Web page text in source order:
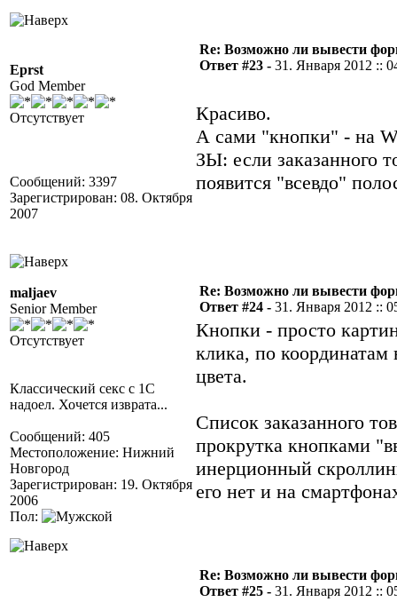
Eprst
God Member
Отсутствует
Сообщений: 3397
Зарегистрирован: 08. Октября
2007
Re: Возможно ли вывести
Ответ #23 - 31. Января 2012 ::
Красиво.
А сами "кнопки" - на
ЗЫ: если заказанного
появится "всевдо"
maljaev
Senior Member
Отсутствует
Классический секс с 1С
надоел. Хочется изврата...
Сообщений: 405
Местоположение: Нижний
Новгород
Зарегистрирован: 19. Октября
2006
Пол:
Re: Возможно ли вывести
Ответ #24 - 31. Января 2012 ::
Кнопки - просто
клика, по координатам
цвета.
Список заказанного
прокрутка кнопками
инерционный
его нет и на
Re: Возможно ли вывести
Ответ #25 - 31. Января 2012 ::